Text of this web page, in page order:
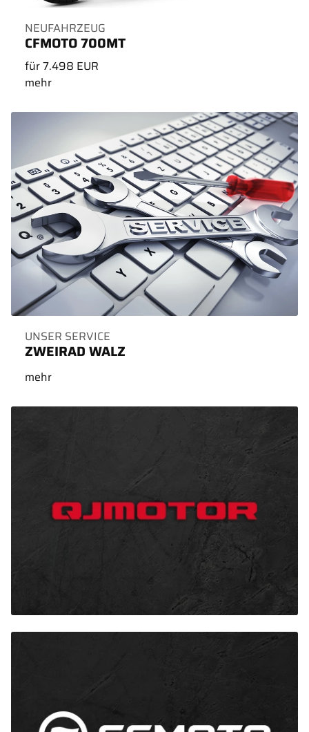
NEUFAHRZEUG
CFMOTO 700MT
für 7.498 EUR
mehr
UNSER SERVICE
ZWEIRAD WALZ
mehr